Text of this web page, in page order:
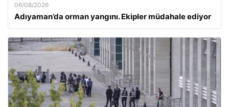
06/08/2026
Adıyaman’da orman yangını. Ekipler müdahale ediyor